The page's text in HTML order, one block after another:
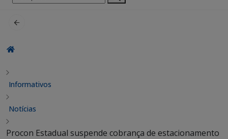
por:
Informativos
Notícias
Procon Estadual suspende cobrança de estacionamento